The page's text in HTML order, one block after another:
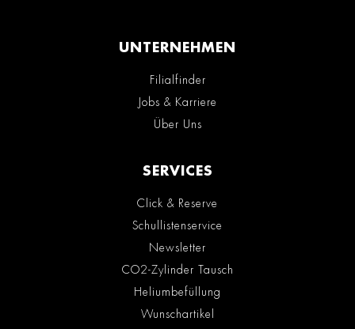
UNTERNEHMEN
Filialfinder
Jobs & Karriere
Über Uns
SERVICES
Click & Reserve
Schullistenservice
Newsletter
CO2-Zylinder Tausch
Heliumbefüllung
Wunschartikel